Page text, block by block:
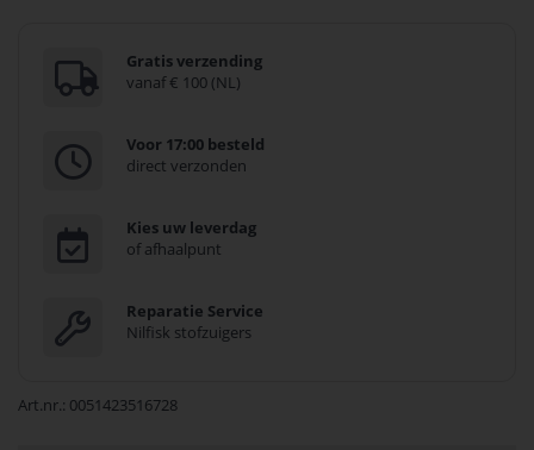
Gratis verzending
vanaf € 100 (NL)
Voor 17:00 besteld
direct verzonden
Kies uw leverdag
of afhaalpunt
Reparatie Service
Nilfisk stofzuigers
Art.nr. 0051423516728